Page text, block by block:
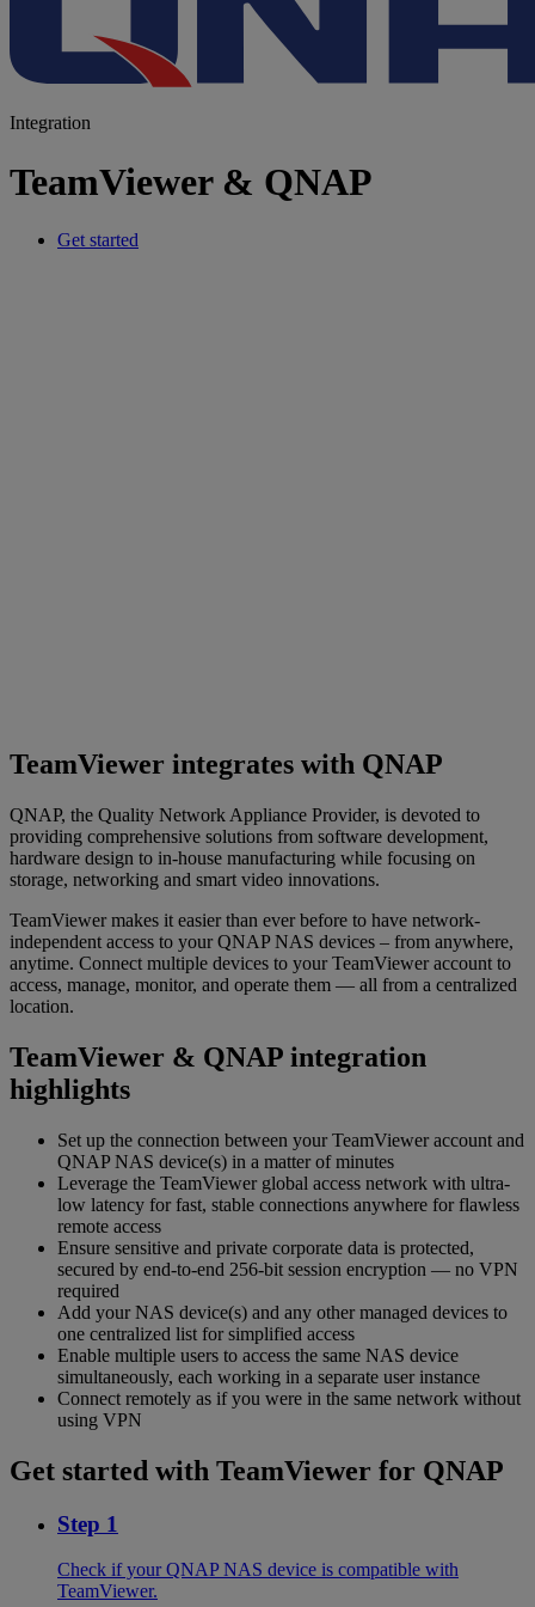
Integration
TeamViewer & QNAP
Get started
TeamViewer integrates with QNAP
QNAP, the Quality Network Appliance Provider, is devoted to
providing comprehensive solutions from software development,
hardware design to in-house manufacturing while focusing on
storage, networking and smart video innovations.
TeamViewer makes it easier than ever before to have network-
independent access to your QNAP NAS devices – from anywhere,
anytime. Connect multiple devices to your TeamViewer account to
access, manage, monitor, and operate them — all from a centralized
location.
TeamViewer & QNAP integration
highlights
Set up the connection between your TeamViewer account and
QNAP NAS device(s) in a matter of minutes
Leverage the TeamViewer global access network with ultra-
low latency for fast, stable connections anywhere for flawless
remote access
Ensure sensitive and private corporate data is protected,
secured by end-to-end 256-bit session encryption — no VPN
required
Add your NAS device(s) and any other managed devices to
one centralized list for simplified access
Enable multiple users to access the same NAS device
simultaneously, each working in a separate user instance
Connect remotely as if you were in the same network without
using VPN
Get started with TeamViewer for QNAP
Step 1
Check if your QNAP NAS device is compatible with
TeamViewer.